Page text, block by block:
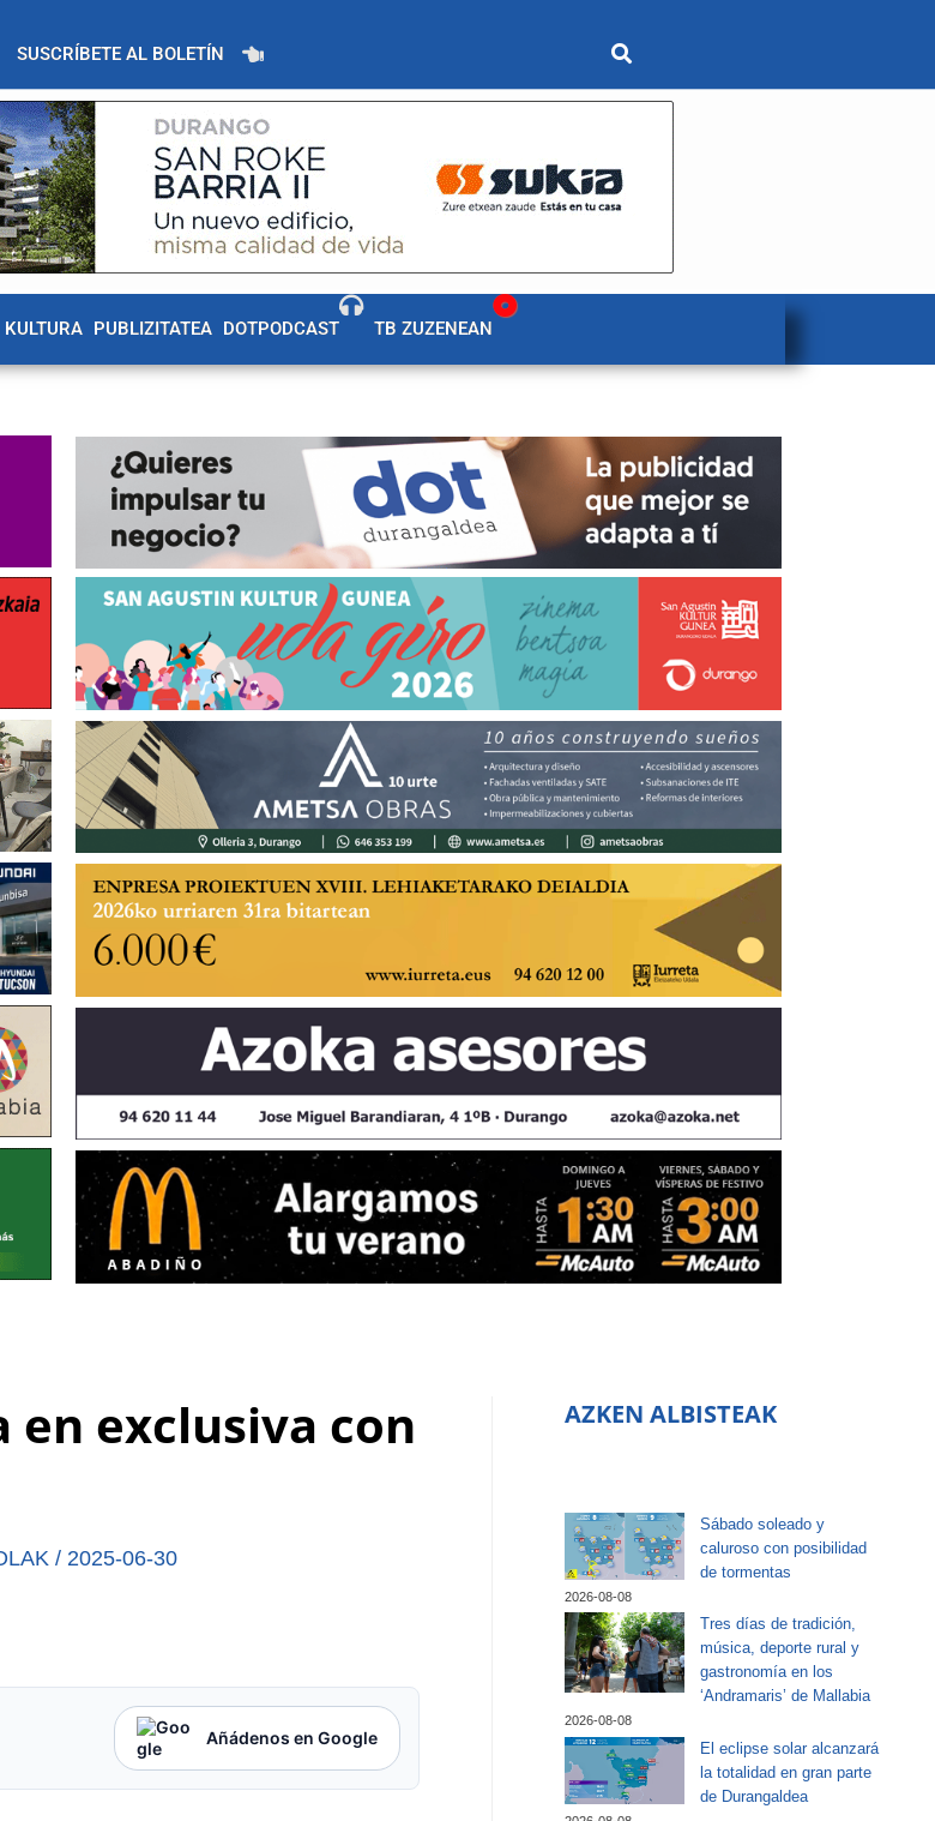
SUSCRÍBETE AL BOLETÍN
KULTURA PUBLIZITATEA DOTPODCAST TB ZUZENEAN
exclusiva con
/ 2025-06-30
Añádenos en Google
AZKEN ALBISTEAK
Sábado soleado y
caluroso con posibilidad
de tormentas
2026-08-08
Tres días de tradición,
música, deporte rural y
gastronomía en los
‘Andramaris’ de Mallabia
2026-08-08
El eclipse solar alcanzará
la totalidad en gran parte
de Durangaldea